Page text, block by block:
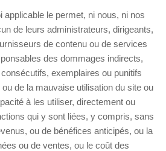
applicable le permet, ni nous, ni nos
de leurs administrateurs, dirigeants,
de contenu ou de services
des dommages indirects,
exemplaires ou punitifs
ou de la mauvaise utilisation du site ou
à les utiliser, directement ou
qui y sont liées, y compris, sans
ou de bénéfices anticipés, ou la
ou de ventes, ou le coût des